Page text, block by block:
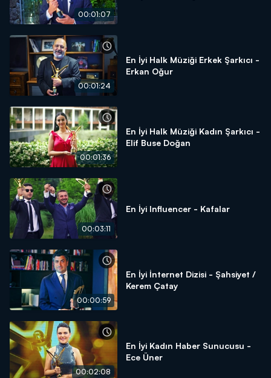
00:01:07
00:01:24
En İyi Halk Müziği Erkek Şarkıcı -
Erkan Oğur
00:01:36
En İyi Halk Müziği Kadın Şarkıcı -
Elif Buse Doğan
00:03:11
En İyi Influencer - Kafalar
00:00:59
En İyi İnternet Dizisi - Şahsiyet /
Kerem Çatay
00:02:08
En İyi Kadın Haber Sunucusu -
Ece Üner